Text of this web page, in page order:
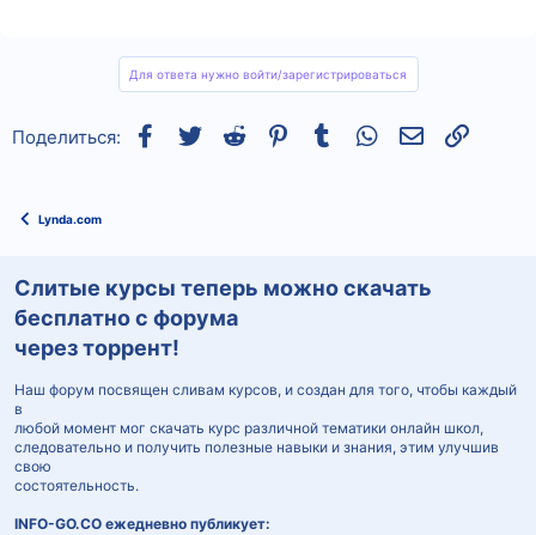
Для ответа нужно войти/зарегистрироваться
Поделиться: Facebook
TwitterReddit Pinterest
Tumblr WhatsAppСсылка
Lynda.com
Слитые курсы теперь можно скачать
бесплатно с форума
через торрент!
Наш форум посвящен сливам курсов, и создан для того, чтобы каждый
в
любой момент мог скачать курс различной тематики онлайн школ,
следовательно и получить полезные навыки и знания, этим улучшив
свою
состоятельность.
INFO-GO.CO ежедневно публикует: